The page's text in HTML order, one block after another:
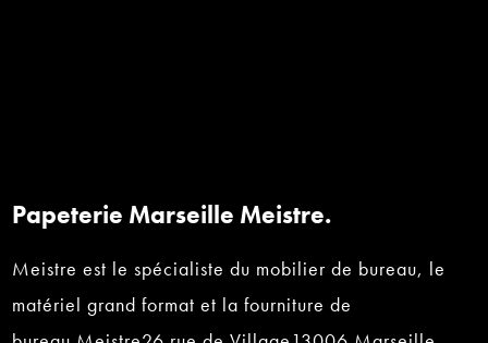
Papeterie Marseille Meistre.
Meistre est le spécialiste du mobilier de bureau, le
matériel grand format et la fourniture de